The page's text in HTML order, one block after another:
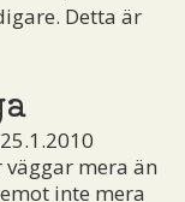
Detta är
mera än
inte mera